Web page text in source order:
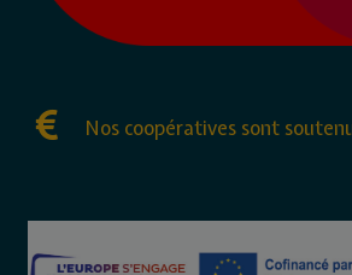
Nos coopératives sont